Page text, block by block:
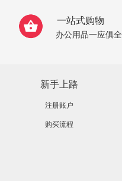
一站式购物
办公用品一应俱全
新手上路
注册账户
购买流程